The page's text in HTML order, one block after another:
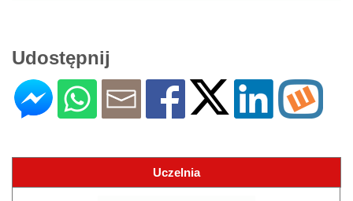
Udostępnij
Uczelnia